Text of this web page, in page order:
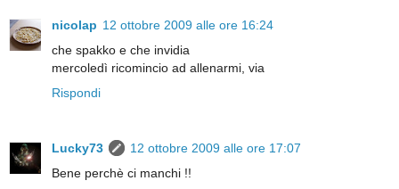
nicolap 12 ottobre 2009 alle ore 16:24
che spakko e che invidia
mercoledì ricomincio ad allenarmi, via
Rispondi
Lucky73
12 ottobre 2009 alle ore 17:07
Bene perchè ci manchi !!